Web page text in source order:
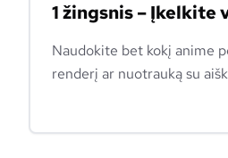
1 žingsnis – Įkelkite
Naudokite bet kokį anime
renderį ar nuotrauką su